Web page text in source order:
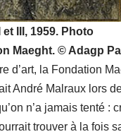
III, 1959. Photo
Maeght. © Adagp
d’art, la Fondation
André Malraux lors
n’a jamais tenté :
trouver à la fois